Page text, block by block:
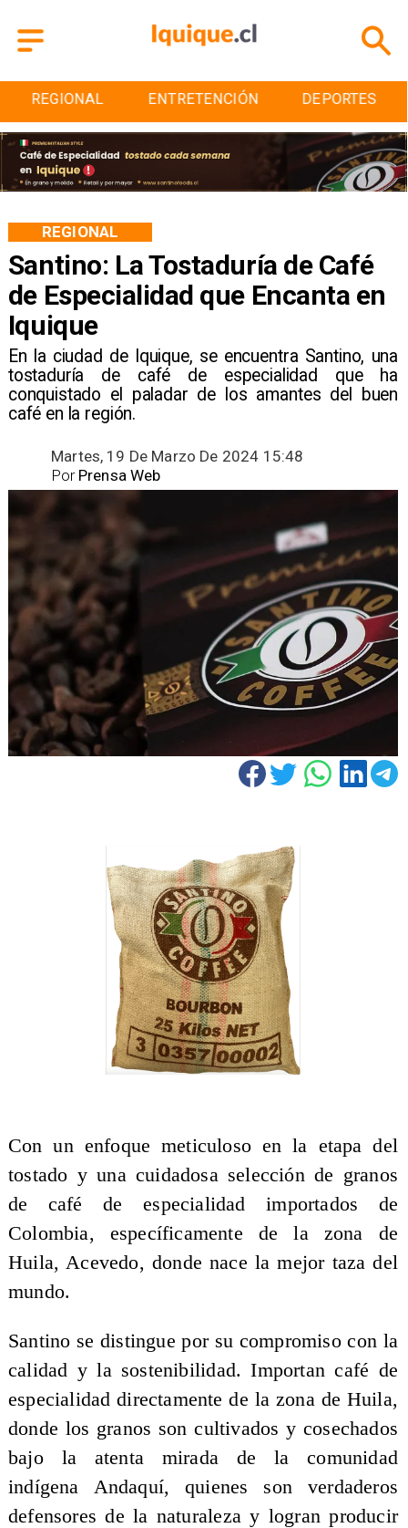
ENTRETENCIÓN DEPORTES CULTURA
Santino: La Tostaduría de Café
de Especialidad que Encanta en
Iquique
En la ciudad de Iquique, se encuentra Santino, una
tostaduría de café de especialidad que ha
conquistado el paladar de los amantes del buen
café en la región.
REGIONAL
Martes, 19 De Marzo De 2024 15:48
Prensa Web
Por
​Con un enfoque meticuloso en la etapa del
tostado y una cuidadosa selección de granos
de café de especialidad importados de
Colombia, específicamente de la zona de
Huila, Acevedo, donde nace la mejor taza del
mundo.
Santino se distingue por su compromiso con la
calidad y la sostenibilidad. Importan café de
especialidad directamente de la zona de Huila,
donde los granos son cultivados y cosechados
bajo la atenta mirada de la comunidad
indígena Andaquí, quienes son verdaderos
defensores de la naturaleza y logran producir